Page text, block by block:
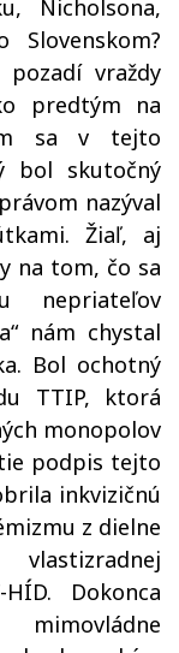
Nicholsona,
vraždy
predtým na
sa v tejto
bol skutočný
nazýval
Žiaľ, aj
na tom, čo sa
nepriateľov
nám chystal
Bol ochotný
TTIP, ktorá
monopolov
podpis tejto
inkvizičnú
z dielne
Dokonca